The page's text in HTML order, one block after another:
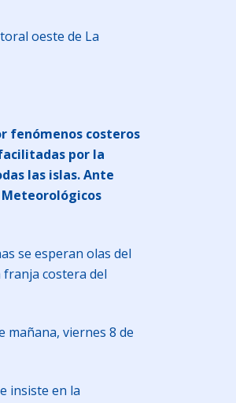
oeste de La
fenómenos costeros
por la
las islas. Ante
Meteorológicos
se esperan olas del
costera del
mañana, viernes 8 de
insiste en la